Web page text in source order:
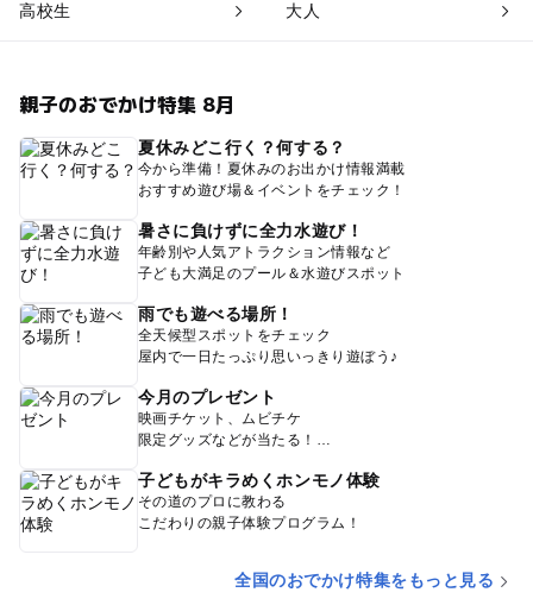
高校生 大人
親子のおでかけ特集 8月
夏休みどこ行く？何する？
今から準備！夏休みのお出かけ情報満載
おすすめ遊び場＆イベントをチェック！
暑さに負けずに全力水遊び！
年齢別や人気アトラクション情報など
子ども大満足のプール＆水遊びスポット
雨でも遊べる場所！
全天候型スポットをチェック
屋内で一日たっぷり思いっきり遊ぼう♪
今月のプレゼント
映画チケット、ムビチケ
限定グッズなどが当たる！
子どもがキラめくホンモノ体験
その道のプロに教わる
こだわりの親子体験プログラム！
全国のおでかけ特集をもっと見る